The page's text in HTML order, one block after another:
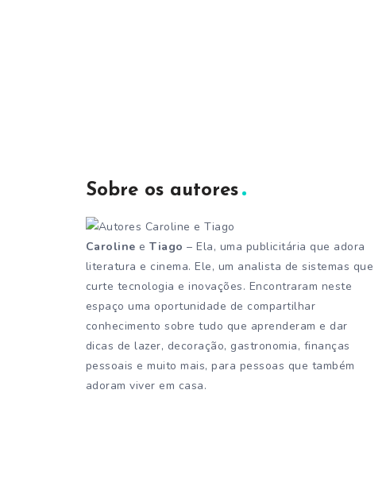
Sobre os autores
Caroline eTiago – Ela, uma publicitária que adora
literatura e cinema. Ele, um analista de sistemas que
curte tecnologia e inovações. Encontraram neste
espaço uma oportunidade de compartilhar
conhecimento sobre tudo que aprenderam e dar
dicas de lazer, decoração, gastronomia, finanças
pessoais e muito mais, para pessoas que também
adoram viver em casa.